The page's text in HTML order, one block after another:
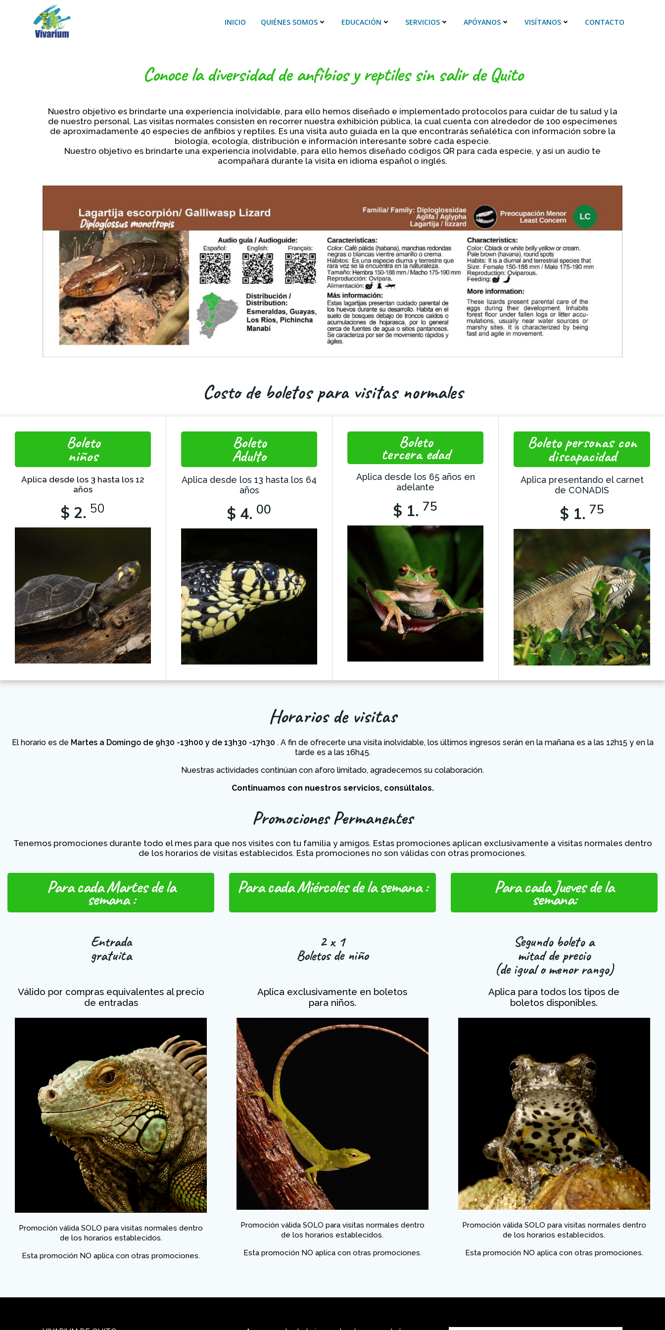
contenido
INICIO QUIÉNES SOMOS EDUCACIÓN SERVICIOS APÓYANOS VISÍTANOS CONTACTO
Conoce la diversidad de anfibios y reptiles sin salir de Quito
Nuestro objetivo es brindarte una experiencia inolvidable, para ello hemos diseñado e implementado protocolos para cuidar de tu salud y la
de nuestro personal. Las visitas normales consisten en recorrer nuestra exhibición pública, la cual cuenta con alrededor de 100 especímenes
de aproximadamente 40 especies de anfibios y reptiles. Es una visita auto guiada en la que encontrarás señalética con información sobre la
biología, ecología, distribución e información interesante sobre cada especie.
Nuestro objetivo es brindarte una experiencia inolvidable, para ello hemos diseñado códigos QR para cada especie, y así un audio te
acompañará durante la visita en idioma español o inglés.
Costo de boletos para visitas normales
Boleto
niños
Aplica desde los 3 hasta los 12
años
$ 2. 50
Boleto
Adulto
Aplica desde los 13 hasta los 64
años
$ 4. 00
Boleto
tercera edad
Aplica desde los 65 años en
adelante
$ 1. 75
Boleto personas con
discapacidad
Aplica presentando el carnet
de CONADIS
$ 1. 75
Horarios de visitas
El horario es de Martes a Domingo de 9h30 -13h00 y de 13h30 -17h30 . A fin de ofrecerte una visita inolvidable, los últimos ingresos serán en la mañana es a las 12h15 y en la
tarde es a las 16h45.
Nuestras actividades continúan con aforo limitado, agradecemos su colaboración.
Continuamos con nuestros servicios, consúltalos.
Promociones Permanentes
Tenemos promociones durante todo el mes para que nos visites con tu familia y amigos. Estas promociones aplican exclusivamente a visitas normales dentro
de los horarios de visitas establecidos. Esta promociones no son válidas con otras promociones.
Para cada Martes de la
semana :
Para cada Miércoles de la semana : Para cada Jueves de la
semana:
Entrada
gratuita
Válido por compras equivalentes al precio
de entradas
Promoción válida SOLO para visitas normales dentro
de los horarios establecidos.
Esta promoción NO aplica con otras promociones.
2 x 1
Boletos de niño
Aplica exclusivamente en boletos
para niños.
Promoción válida SOLO para visitas normales dentro
de los horarios establecidos.
Esta promoción NO aplica con otras promociones.
Segundo boleto a
mitad de precio
(de igual o menor rango)
Aplica para todos los tipos de
boletos disponibles.
Promoción válida SOLO para visitas normales dentro
de los horarios establecidos.
Esta promoción NO aplica con otras promociones.